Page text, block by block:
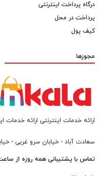
درگاه پرداخت اینترنتی
پرداخت در محل
کیف پول
مجوزها
ارائه خدمات اینترنتی ارائه خدمات
سعادت آباد - خیابان سرو غربی -
تماس با پشتیبانی همه روزه از ساعت ۹ الی